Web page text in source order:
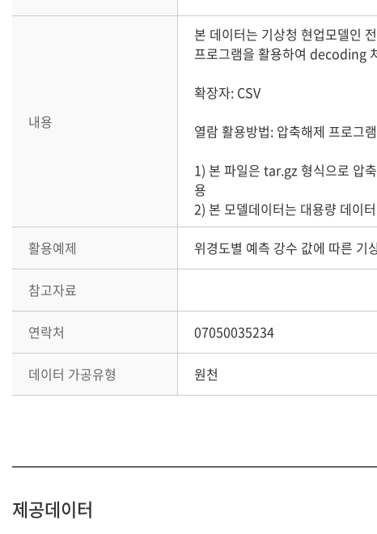
내용
본 데이터는 기상청 현업모델인
프로그램을 활용하여 decoding
확장자: CSV
열람 활용방법: 압축해제 프로그
1) 본 파일은 tar.gz 형식으로
용
2) 본 모델데이터는 대용량 데이
활용예제
위경도별 예측 강수 값에 따른 기
참고자료
연락처 07050035234
데이터 가공유형 원천
제공데이터